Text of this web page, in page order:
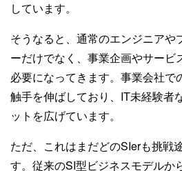
しています。
そうなると、通常のエンジニアや
ーだけでなく、事業企画やサービ
必要になってきます。事業会社で
触手を伸ばしており、IT未経験者
ットを広げています。
ただ、これはまだどのSIerも挑戦
す。従来のSI型ビジネスモデルか